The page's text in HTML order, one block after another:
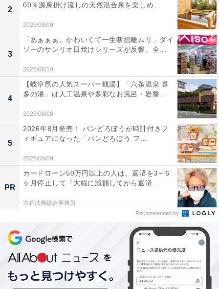
2
00％源泉掛け流しの天然混合泉を楽しめ...
2026/08/09
3
「あぁぁぁ。かわいくて一生断捨離ムリ」ダイ
ソーのサンリオ日焼けシリーズが反響。全...
2026/08/10
4
【岐阜県の人気スーパー銭湯】「六条温泉 喜
多の湯」は人工温泉や多彩なお風呂・岩盤...
2026/08/09
5
2026年8月発売！ パンどろぼうが時計付きフ
ィギュアになった「パンどろぼう フ...
2026/08/09
PR
カードローン50万円以上の人は、返済を3～6
ヶ月停止して『大幅に減額してから返済...
渋谷法務総合事務所
Recommended by